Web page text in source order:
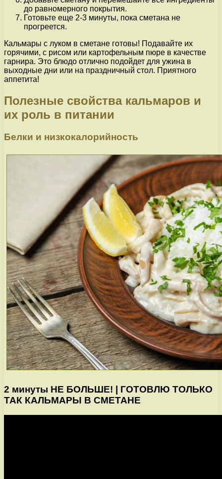
до равномерного покрытия.
Готовьте еще 2-3 минуты, пока сметана не
прогреется.
Кальмары с луком в сметане готовы! Подавайте их
горячими, с рисом или картофельным пюре в качестве
гарнира. Это блюдо отлично подойдет для ужина в
выходные дни или на праздничный стол. Приятного
аппетита!
Полезные свойства кальмаров и
их роль в питании
Белки и низкокалорийность
2 минуты НЕ БОЛЬШЕ! | ГОТОВЛЮ ТОЛЬКО
ТАК КАЛЬМАРЫ В СМЕТАНЕ